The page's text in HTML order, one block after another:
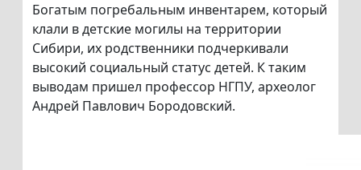
Богатым погребальным инвентарем, который
клали в детские могилы на территории
Сибири, их родственники подчеркивали
высокий социальный статус детей. К таким
выводам пришел профессор НГПУ, археолог
Андрей Павлович Бородовский.